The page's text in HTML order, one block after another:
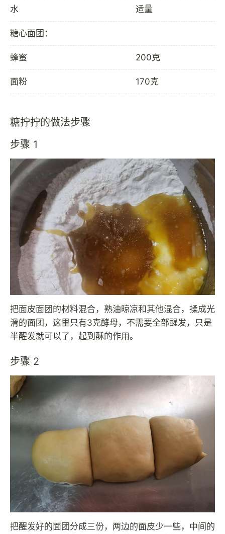
水 适量
糖心面团：
蜂蜜 200克
面粉 170克
糖拧拧的做法步骤
步骤 1
把面皮面团的材料混合，熟油晾凉和其他混合，揉成光
滑的面团，这里只有3克酵母，不需要全部醒发，只是
半醒发就可以了，起到酥的作用。
步骤 2
把醒发好的面团分成三份，两边的面皮少一些，中间的